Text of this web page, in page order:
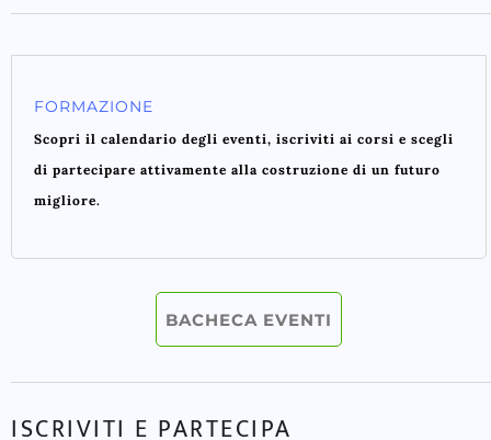
FORMAZIONE
Scopri il calendario degli eventi, iscriviti ai corsi e scegli
di partecipare attivamente alla costruzione di un futuro
migliore.
BACHECA EVENTI
ISCRIVITI E PARTECIPA